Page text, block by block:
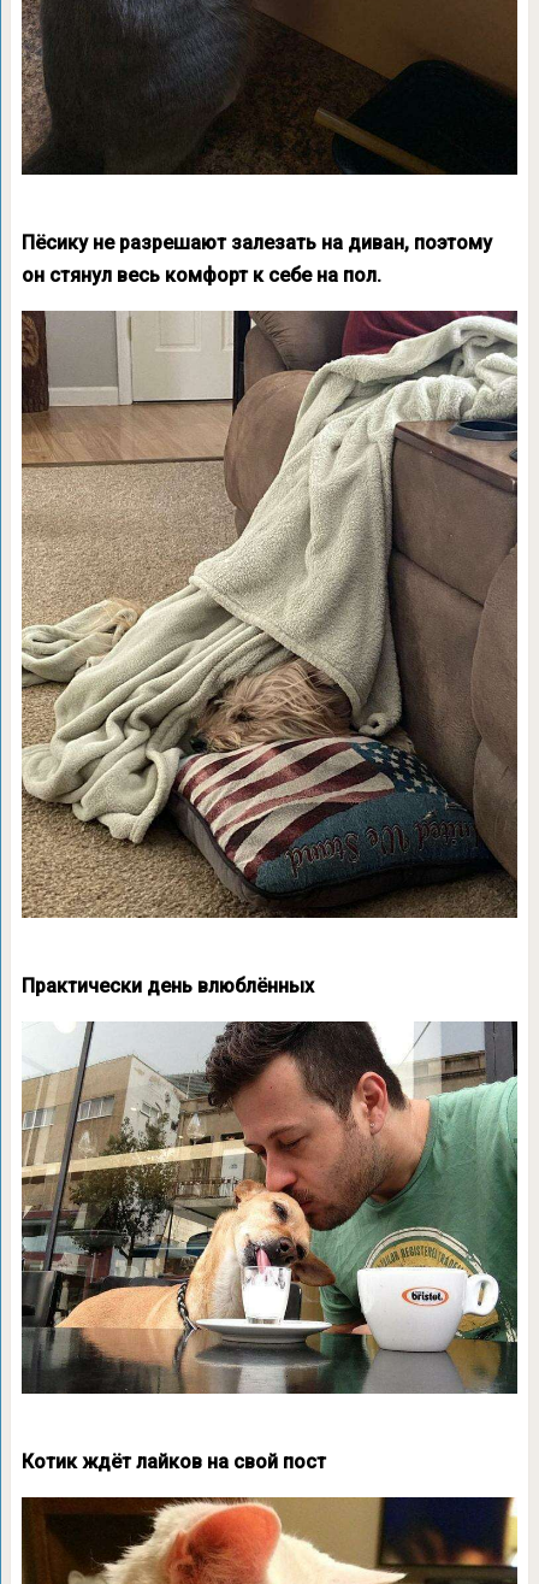
Пёсику не разрешают залезать на диван, поэтому
он стянул весь комфорт к себе на пол.
Практически день влюблённых
Котик ждёт лайков на свой пост